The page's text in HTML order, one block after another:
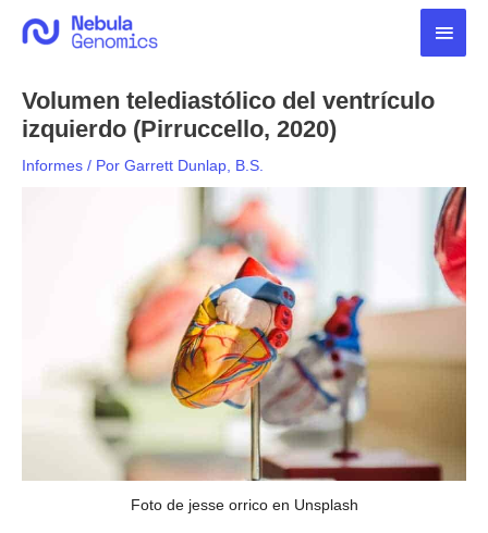
Volumen telediastólico del ventrículo
izquierdo (Pirruccello, 2020)
Informes / Por Garrett Dunlap, B.S.
Foto de jesse orrico en Unsplash